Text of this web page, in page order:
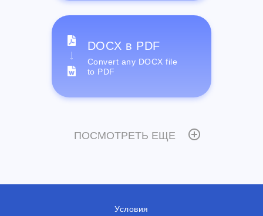
DOCX в PDF
Convert any DOCX file
to PDF
ПОСМОТРЕТЬ ЕЩЕ
Условия